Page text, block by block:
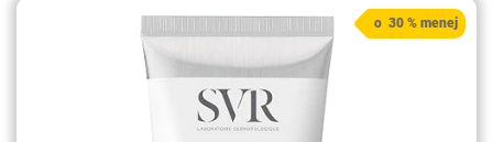
o 30 % menej